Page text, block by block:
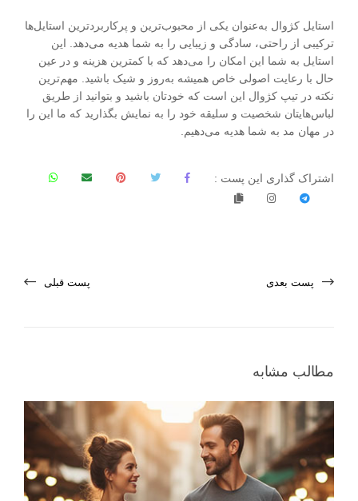
استایل کژوال به‌عنوان یکی از محبوب‌ترین و پرکاربردترین استایل‌ها
ترکیبی از راحتی، سادگی و زیبایی را به شما هدیه می‌دهد. این
استایل به شما این امکان را می‌دهد که با کمترین هزینه و در عین
حال با رعایت اصولی خاص همیشه به‌روز و شیک باشید. مهم‌ترین
نکته در تیپ کژوال این است که خودتان باشید و بتوانید از طریق
لباس‌هایتان شخصیت و سلیقه خود را به نمایش بگذارید که ما این را
در مهان مد به شما هدیه می‌دهیم.
اشتراک گذاری این پست :
پست قبلی پست بعدی
مطالب مشابه